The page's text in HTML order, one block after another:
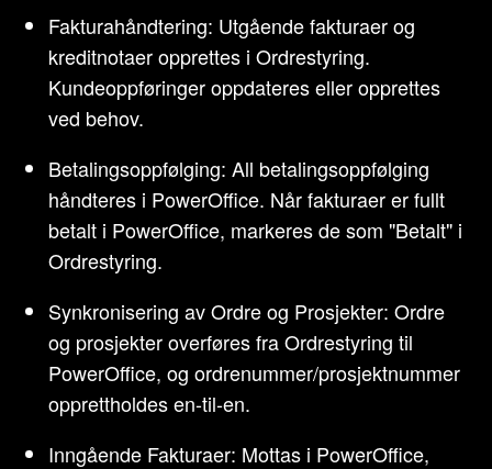
Fakturahåndtering: Utgående fakturaer og
kreditnotaer opprettes i Ordrestyring.
Kundeoppføringer oppdateres eller opprettes
ved behov.
Betalingsoppfølging: All betalingsoppfølging
håndteres i PowerOffice. Når fakturaer er fullt
betalt i PowerOffice, markeres de som "Betalt" i
Ordrestyring.
Synkronisering av Ordre og Prosjekter: Ordre
og prosjekter overføres fra Ordrestyring til
PowerOffice, og ordrenummer/prosjektnummer
opprettholdes en-til-en.
Inngående Fakturaer: Mottas i PowerOffice,